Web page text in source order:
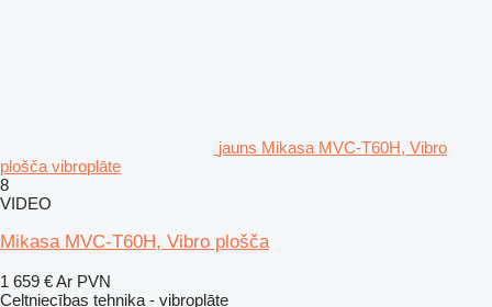
jauns Mikasa MVC-T60H, Vibro
plošča vibroplāte
8
VIDEO
Mikasa MVC-T60H, Vibro plošča
1 659 €Ar PVN
Celtniecības tehnika - vibroplāte